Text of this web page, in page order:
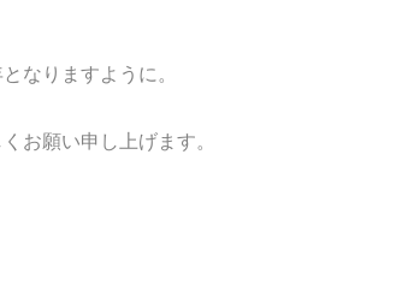
なりますように。
お願い申し上げます。